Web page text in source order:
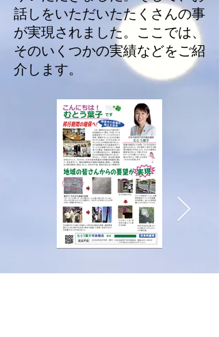
話しをいただいたたくさんの事
が実現されました。ここでは、
そのいくつかの実績などをご紹
介します。